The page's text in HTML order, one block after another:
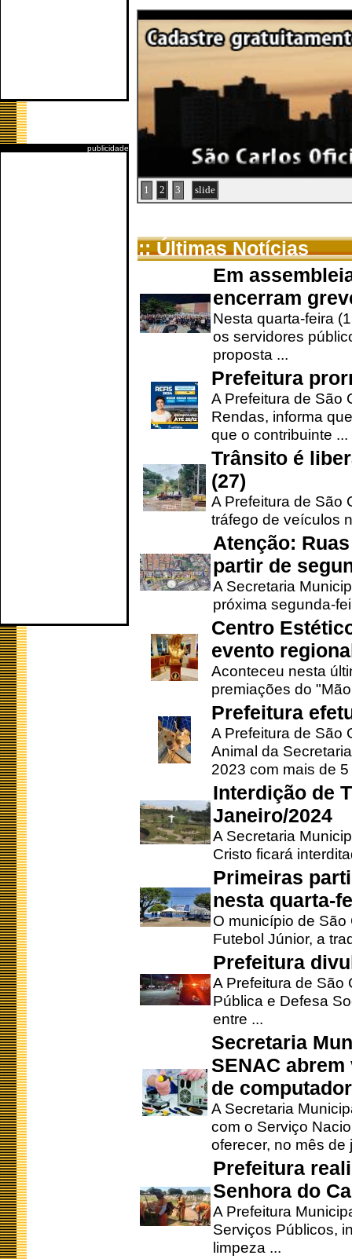
publicidade
1 2 3 slide
:: Últimas Notícias
Em
encerram
Nesta quarta-feira
os servidores
proposta ...
Prefeitura
A Prefeitura de São
Rendas, informa
que o contribuinte ...
Trânsito é
(27)
A Prefeitura de São
tráfego de veículos
Atenção:
partir de
A Secretaria
próxima segunda-
Centro
evento
Aconteceu nesta
premiações do
Prefeitura
A Prefeitura de São
Animal da
2023 com mais de 5
Interdição de
Janeiro/2024
A Secretaria
Cristo ficará
Primeiras
nesta quarta-
O município de
Futebol Júnior, a
Prefeitura
A Prefeitura de São
Pública e Defesa
entre ...
Secretaria
SENAC
de
A Secretaria
com o Serviço
oferecer, no mês de
Prefeitura
Senhora do
A Prefeitura
Serviços Públicos,
limpeza ...